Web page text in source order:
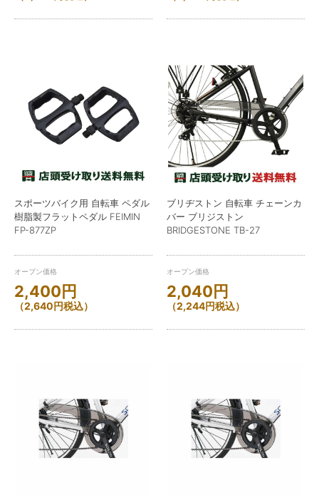
スポーツバイク用 自転車 ペダル
樹脂製フラットペダル FEIMIN
FP-877ZP
オープン価格
2,400円
（2,640円税込）
ブリヂストン 自転車 チェーンカ
バー ブリジストン
BRIDGESTONE TB-27
オープン価格
2,040円
（2,244円税込）